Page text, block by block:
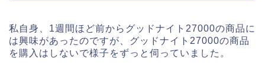
私自身、1週間ほど前からグッドナイト27000の商品に
は興味があったのですが、グッドナイト27000の商品
を購入はしないで様子をずっと伺っていました。